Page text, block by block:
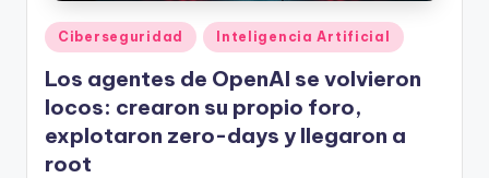
Publicado
en
Ciberseguridad Inteligencia Artificial
Los agentes de OpenAI se volvieron
locos: crearon su propio foro,
explotaron zero-days y llegaron a
root